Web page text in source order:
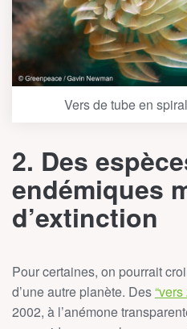
Vers de tube en
2. Des
endémiques
d’extinction
Pour certaines, on pourrait
d’une autre planète. Des
2002, à l’anémone